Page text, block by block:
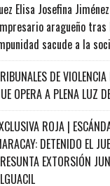
Elisa Josefina
aragueño
sacude a la
DE
OPERA A PLENA LUZ
ROJA |
DETENIDO EL
EXTORSIÓN